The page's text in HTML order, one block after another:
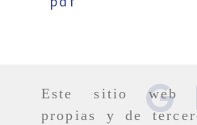
Este sitio web
propias y de